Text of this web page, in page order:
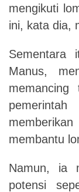
mengikuti
ini, kata dia,
Sementara
Manus,
membantu
Namun, ia
potensi